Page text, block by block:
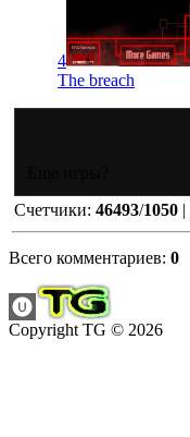
4
The breach
Счетчики: 46493/1050 |
Всего комментариев: 0
Copyright TG © 2026